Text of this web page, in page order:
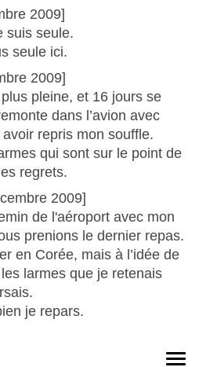
2009]
suis seule.
seule ici.
2009]
pleine, et 16 jours se
dans l’avion avec
repris mon souffle.
qui sont sur le point de
regrets.
2009]
de l'aéroport avec mon
prenions le dernier repas.
en Corée, mais à l’idée de
larmes que je retenais
je repars.